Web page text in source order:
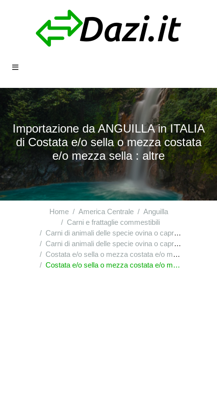
Importazione da ANGUILLA in ITALIA
di Costata e/o sella o mezza costata
e/o mezza sella : altre
Home America Centrale
Anguilla
Carni e frattaglie commestibili
Carni di animali delle specie ovina o caprina, fresche, refrigerate o congelate
Carni di animali delle specie ovina o caprina, fresche, refrigerate o congelate : altre carni di animali della specie ovina, fresche o refrigerate : in altri pezzi non disossati
Costata e/o sella o mezza costata e/o mezza sella
Costata e/o sella o mezza costata e/o mezza sella : altre